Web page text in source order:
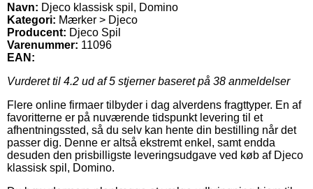
Navn: Djeco klassisk spil, Domino
Kategori: Mærker > Djeco
Producent: Djeco Spil
Varenummer: 11096
EAN:
Vurderet til 4.2 ud af 5 stjerner baseret på 38 anmeldelser
Flere online firmaer tilbyder i dag alverdens fragttyper. En af
favoritterne er på nuværende tidspunkt levering til et
afhentningssted, så du selv kan hente din bestilling når det
passer dig. Denne er altså ekstremt enkel, samt endda
desuden den prisbilligste leveringsudgave ved køb af Djeco
klassisk spil, Domino.